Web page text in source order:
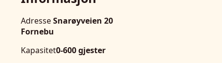
AdresseSnarøyveien 20
Fornebu
Kapasitet0-600 gjester